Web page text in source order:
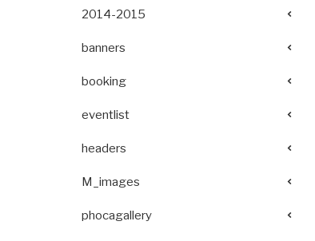
2014-2015
banners
booking
eventlist
headers
M_images
phocagallery